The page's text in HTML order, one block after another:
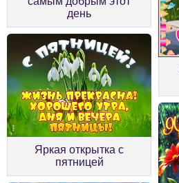
день
Яркая открытка с
пятницей